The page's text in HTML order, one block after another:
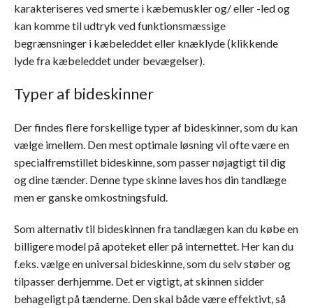
karakteriseres ved smerte i kæbemuskler og/ eller -led og
kan komme til udtryk ved funktionsmæssige
begrænsninger i kæbeleddet eller knæklyde (klikkende
lyde fra kæbeleddet under bevægelser).
Typer af bideskinner
Der findes flere forskellige typer af bideskinner, som du kan
vælge imellem. Den mest optimale løsning vil ofte være en
specialfremstillet bideskinne, som passer nøjagtigt til dig
og dine tænder. Denne type skinne laves hos din tandlæge
men er ganske omkostningsfuld.
Som alternativ til bideskinnen fra tandlægen kan du købe en
billigere model på apoteket eller på internettet. Her kan du
f.eks. vælge en universal bideskinne, som du selv støber og
tilpasser derhjemme. Det er vigtigt, at skinnen sidder
behageligt på tænderne. Den skal både være effektivt, så